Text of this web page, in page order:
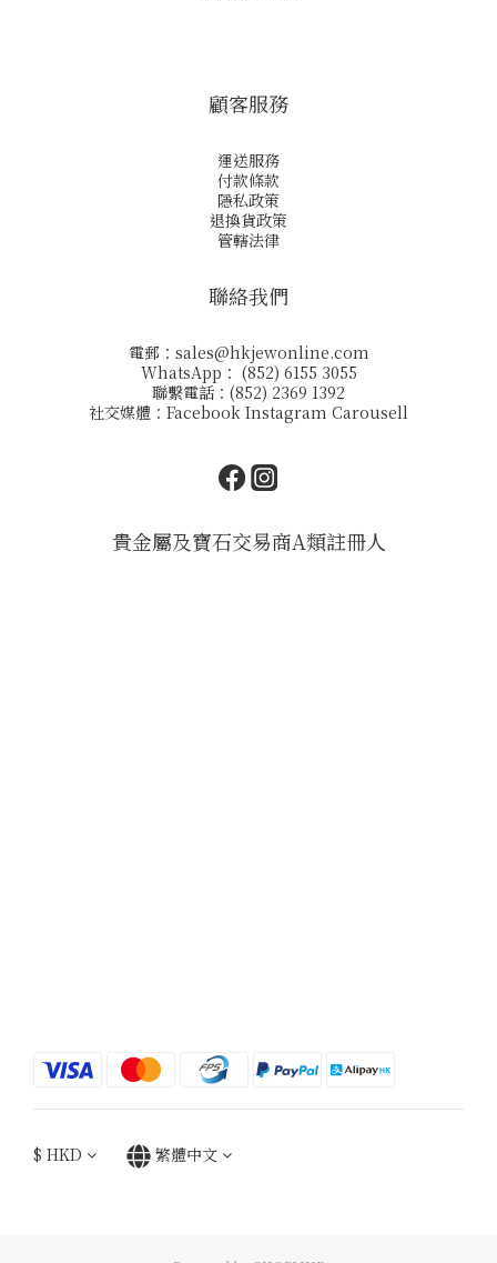
顧客服務
運送服務
付款條款
隱私政策
退換貨政策
管轄法律
聯絡我們
電郵： sales@hkjewonline.com
WhatsApp： (852) 6155 3055
聯繫電話：(852) 2369 1392
社交媒體： Facebook Instagram Carousell
貴金屬及寶石交易商A類註冊人
$ HKD 繁體中文